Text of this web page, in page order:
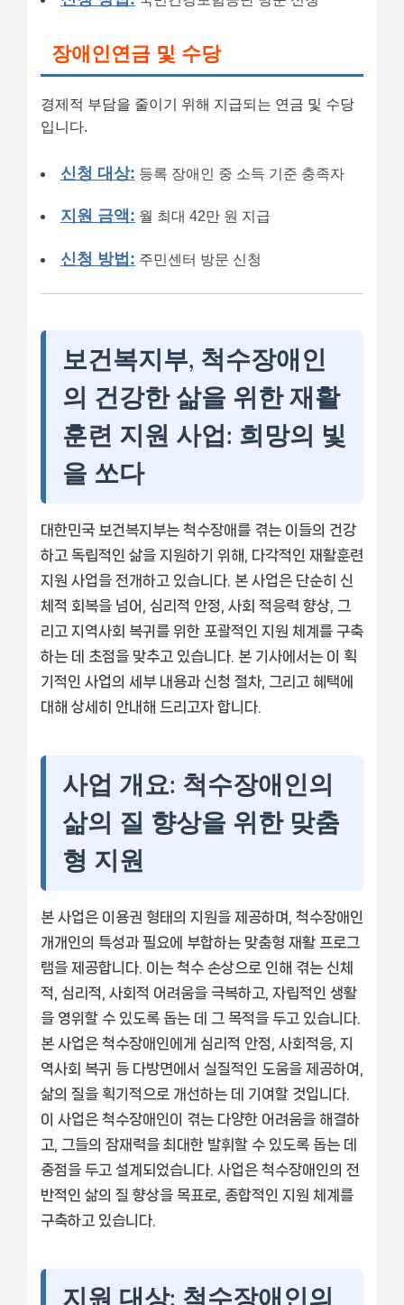
장애인연금 및 수당
경제적 부담을 줄이기 위해 지급되는 연금 및 수당
입니다.
신청 대상: 등록 장애인 중 소득 기준 충족자
지원 금액: 월 최대 42만 원 지급
신청 방법: 주민센터 방문 신청
보건복지부, 척수장애인
의 건강한 삶을 위한 재활
훈련 지원 사업: 희망의 빛
을 쏘다
대한민국 보건복지부는 척수장애를 겪는 이들의 건강
하고 독립적인 삶을 지원하기 위해, 다각적인 재활훈련
지원 사업을 전개하고 있습니다. 본 사업은 단순히 신
체적 회복을 넘어, 심리적 안정, 사회 적응력 향상, 그
리고 지역사회 복귀를 위한 포괄적인 지원 체계를 구축
하는 데 초점을 맞추고 있습니다. 본 기사에서는 이 획
기적인 사업의 세부 내용과 신청 절차, 그리고 혜택에
대해 상세히 안내해 드리고자 합니다.
사업 개요: 척수장애인의
삶의 질 향상을 위한 맞춤
형 지원
본 사업은 이용권 형태의 지원을 제공하며, 척수장애인
개개인의 특성과 필요에 부합하는 맞춤형 재활 프로그
램을 제공합니다. 이는 척수 손상으로 인해 겪는 신체
적, 심리적, 사회적 어려움을 극복하고, 자립적인 생활
을 영위할 수 있도록 돕는 데 그 목적을 두고 있습니다.
본 사업은 척수장애인에게 심리적 안정, 사회적응, 지
역사회 복귀 등 다방면에서 실질적인 도움을 제공하여,
삶의 질을 획기적으로 개선하는 데 기여할 것입니다.
이 사업은 척수장애인이 겪는 다양한 어려움을 해결하
고, 그들의 잠재력을 최대한 발휘할 수 있도록 돕는 데
중점을 두고 설계되었습니다. 사업은 척수장애인의 전
반적인 삶의 질 향상을 목표로, 종합적인 지원 체계를
구축하고 있습니다.
지원 대상: 척수장애인의